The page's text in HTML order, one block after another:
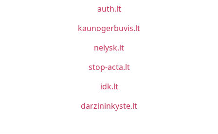
auth.lt
kaunogerbuvis.lt
nelysk.lt
stop-acta.lt
idk.lt
darzininkyste.lt